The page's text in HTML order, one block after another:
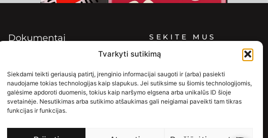
Tvarkyti sutikimą
Siekdami teikti geriausią patirtį, įrenginio informacijai saugoti ir (arba) pasiekti
naudojame tokias technologijas kaip slapukus. Jei sutiksime su šiomis technologijomis,
galėsime apdoroti duomenis, tokius kaip naršymo elgsena arba unikalūs ID šioje
svetainėje. Nesutikimas arba sutikimo atšaukimas gali neigiamai paveikti tam tikras
funkcijas ir funkcijas.
Dokumentai
Slapukų politika (EU)
SEKITE MUS